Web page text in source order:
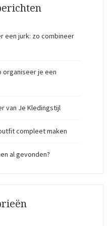
een jurk: zo combineer
organiseer je een
van Je Kledingstijl
compleet maken
al gevonden?